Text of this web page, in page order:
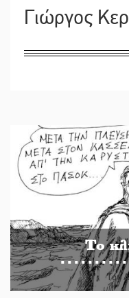
Γιώργος
Το
Του